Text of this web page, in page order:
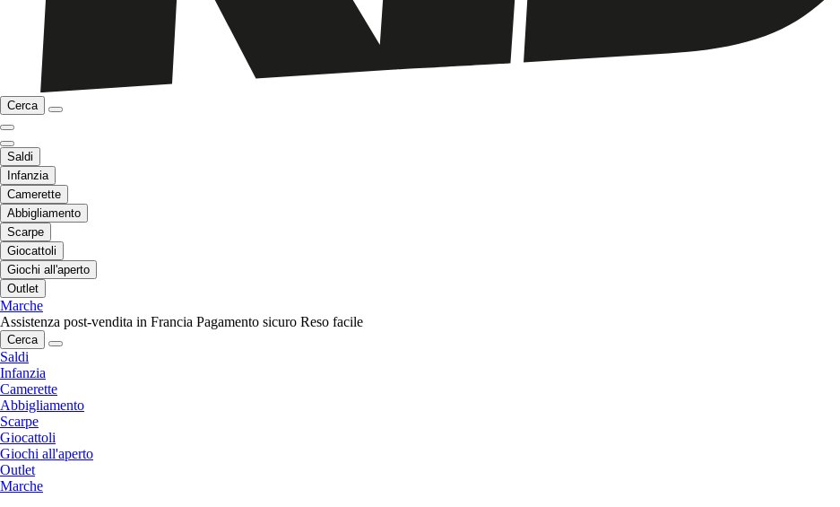
Cerca
Saldi
Infanzia
Camerette
Abbigliamento
Scarpe
Giocattoli
Giochi all'aperto
Outlet
Marche
Assistenza post-vendita in Francia Pagamento sicuro Reso facile
Cerca
Saldi
Infanzia
Camerette
Abbigliamento
Scarpe
Giocattoli
Giochi all'aperto
Outlet
Marche